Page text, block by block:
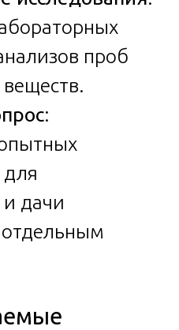
проб
:
для
и дачи